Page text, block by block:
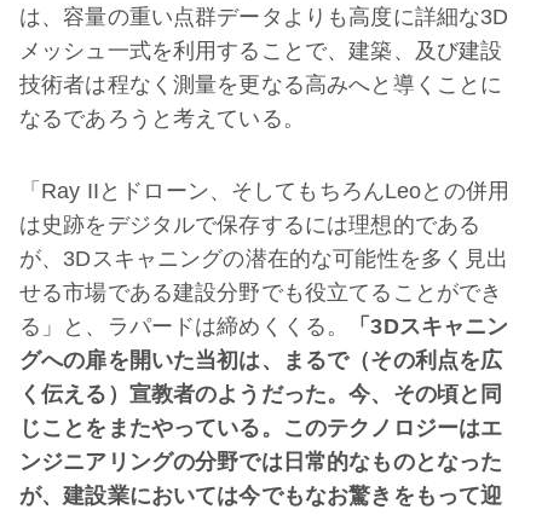
は、容量の重い点群データよりも高度に詳細な3D
メッシュ一式を利用することで、建築、及び建設
技術者は程なく測量を更なる高みへと導くことに
なるであろうと考えている。
「Ray IIとドローン、そしてもちろんLeoとの併用
は史跡をデジタルで保存するには理想的である
が、3Dスキャニングの潜在的な可能性を多く見出
せる市場である建設分野でも役立てることができ
る」と、ラパードは締めくくる。
「3Dスキャニン
グへの扉を開いた当初は、まるで（その利点を広
く伝える）宣教者のようだった。今、その頃と同
じことをまたやっている。このテクノロジーはエ
ンジニアリングの分野では日常的なものとなった
が、建設業においては今でもなお驚きをもって迎